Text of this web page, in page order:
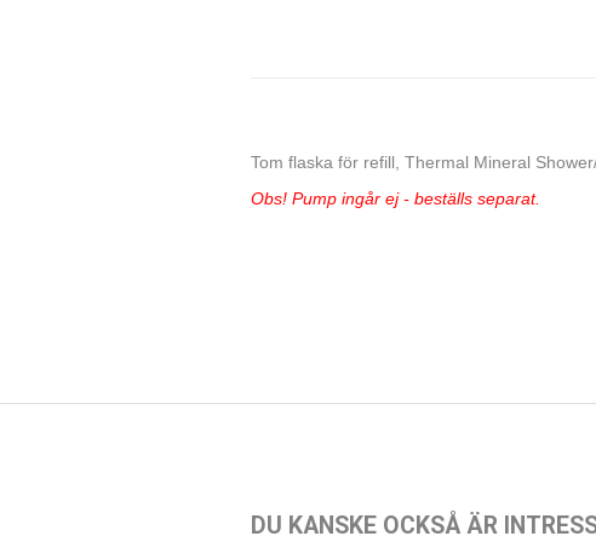
Tom flaska för refill, Thermal Mineral
Obs! Pump ingår ej - beställs separat.
DU KANSKE OCKSÅ ÄR